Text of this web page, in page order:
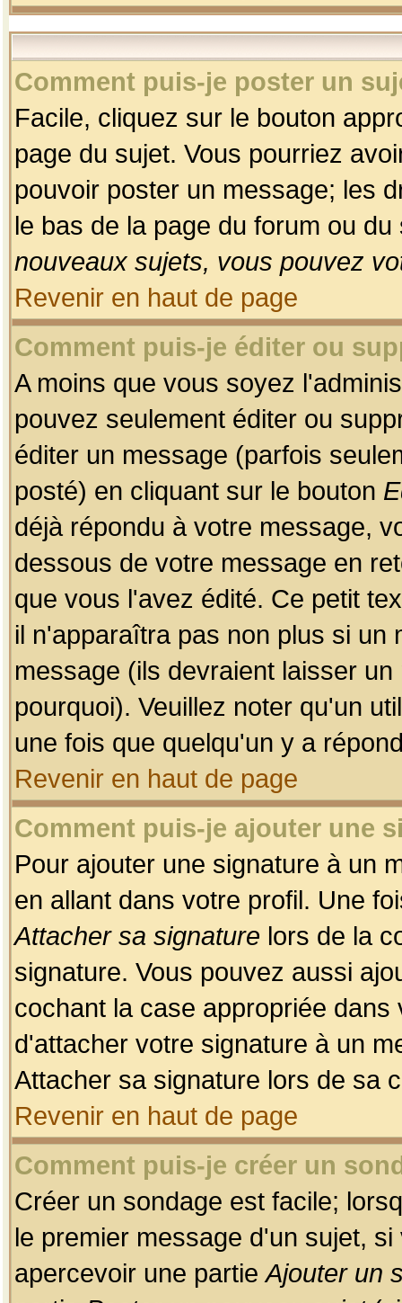
Comment puis-je poster un
Facile, cliquez sur le bouton
page du sujet. Vous pourriez
pouvoir poster un message; les
le bas de la page du forum ou
nouveaux sujets, vous pouvez
Revenir en haut de page
Comment puis-je éditer ou
A moins que vous soyez
pouvez seulement éditer ou
éditer un message (parfois
posté) en cliquant sur le bouton
déjà répondu à votre message,
dessous de votre message en
que vous l'avez édité. Ce petit
il n'apparaîtra pas non plus si un
message (ils devraient laisser
pourquoi). Veuillez noter qu'un
une fois que quelqu'un y a
Revenir en haut de page
Comment puis-je ajouter une
Pour ajouter une signature à un
en allant dans votre profil. Une
Attacher sa signature lors de la
signature. Vous pouvez aussi
cochant la case appropriée
d'attacher votre signature à un
Attacher sa signature lors de sa
Revenir en haut de page
Comment puis-je créer un
Créer un sondage est facile;
le premier message d'un sujet,
apercevoir une partieAjouter un